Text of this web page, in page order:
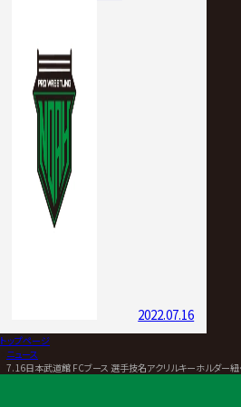
2022.07.16
トップページ
ニュース
7.16日本武道館 FCブース 選手技名アクリルキーホルダー紐